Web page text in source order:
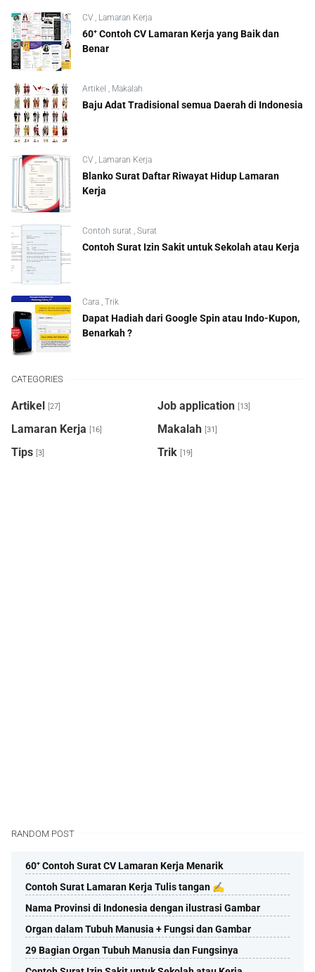
CV , Lamaran Kerja
60⁺ Contoh CV Lamaran Kerja yang Baik dan
Benar
Artikel , Makalah
Baju Adat Tradisional semua Daerah di Indonesia
CV , Lamaran Kerja
Blanko Surat Daftar Riwayat Hidup Lamaran
Kerja
Contoh surat , Surat
Contoh Surat Izin Sakit untuk Sekolah atau Kerja
Cara , Trik
Dapat Hadiah dari Google Spin atau Indo-Kupon,
Benarkah ?
CATEGORIES
Artikel [27] Job application [13]
Lamaran Kerja [16] Makalah [31]
Tips [3] Trik [19]
RANDOM POST
60⁺ Contoh Surat CV Lamaran Kerja Menarik
Contoh Surat Lamaran Kerja Tulis tangan ✍️
Nama Provinsi di Indonesia dengan ilustrasi Gambar
Organ dalam Tubuh Manusia + Fungsi dan Gambar
29 Bagian Organ Tubuh Manusia dan Fungsinya